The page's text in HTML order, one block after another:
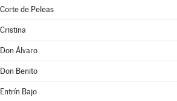
Corte de Peleas
Cristina
Don Álvaro
Don Benito
Entrín Bajo